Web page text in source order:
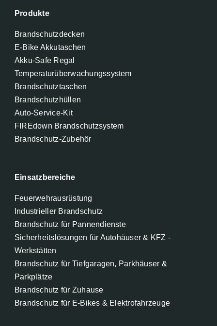
Produkte
Brandschutzdecken
E-Bike Akkutaschen
Akku-Safe Regal
Temperaturüberwachungssystem
Brandschutztaschen
Brandschutzhüllen
Auto-Service-Kit
FIREdown Brandschutzsystem
Brandschutz-Zubehör
Einsatzbereiche
Feuerwehrausrüstung
Industrieller Brandschutz
Brandschutz für Pannendienste
Sicherheitslösungen für Autohäuser & KFZ -
Werkstätten
Brandschutz für Tiefgaragen, Parkhäuser &
Parkplätze
Brandschutz für Zuhause
Brandschutz für E-Bikes & Elektrofahrzeuge